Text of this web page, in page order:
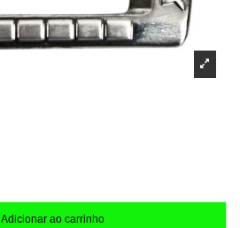
Adicionar ao carrinho